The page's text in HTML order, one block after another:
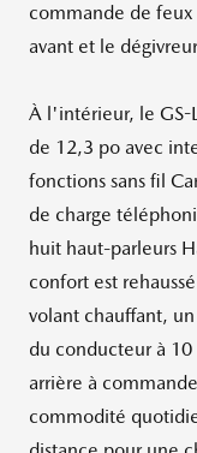
commande de
avant et le
À l'intérieur, le GS-
de 12,3 po avec
fonctions sans fil
de charge
huit haut-parleurs
confort est
volant chauffant,
du conducteur à
arrière à
commodité